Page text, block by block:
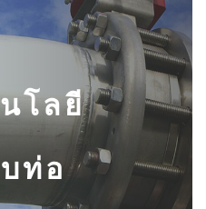
โลยี
ท่อ